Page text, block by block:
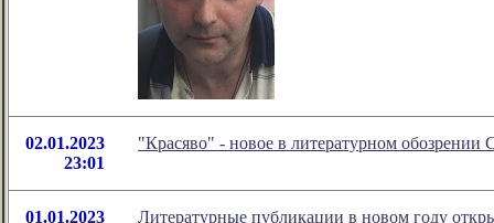
02.01.2023
23:01
"Красяво" - новое в литературном
01.01.2023
Литературные публикации в новом году